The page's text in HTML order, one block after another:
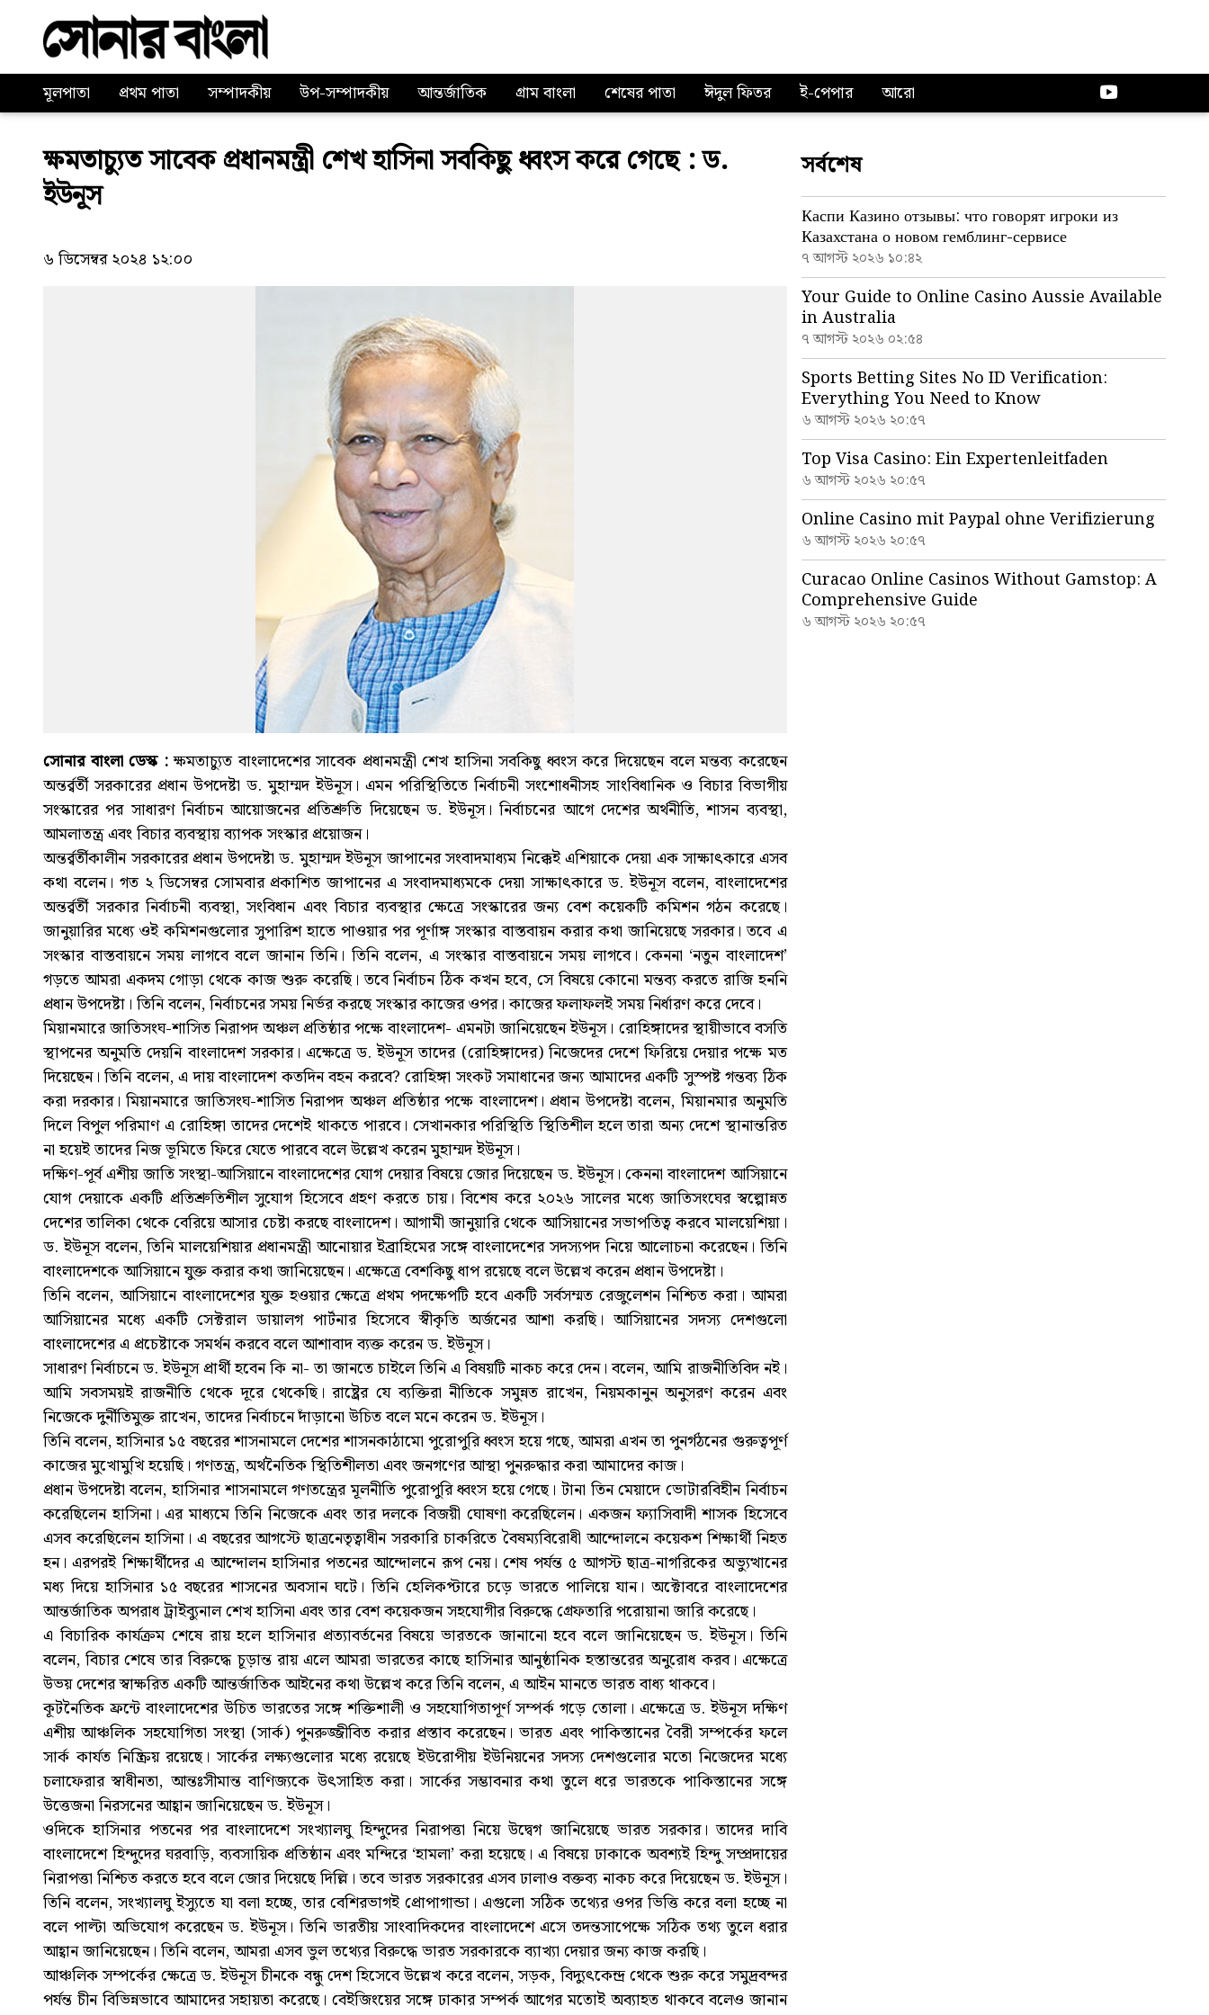
মূলপাতা প্রথম পাতা সম্পাদকীয় উপ-সম্পাদকীয় আন্তর্জাতিক গ্রাম বাংলা শেষের পাতা ঈদুল ফিতর ই-পেপার আরো
ক্ষমতাচ্যুত সাবেক প্রধানমন্ত্রী শেখ হাসিনা সবকিছু ধ্বংস করে গেছে : ড.
ইউনূস
৬ ডিসেম্বর ২০২৪ ১২:০০
সোনার বাংলা ডেস্ক :ক্ষমতাচ্যুত বাংলাদেশের সাবেক প্রধানমন্ত্রী শেখ হাসিনা সবকিছু ধ্বংস করে দিয়েছেন বলে মন্তব্য করেছেন
অন্তর্র্বর্তী সরকারের প্রধান উপদেষ্টা ড. মুহাম্মদ ইউনূস। এমন পরিস্থিতিতে নির্বাচনী সংশোধনীসহ সাংবিধানিক ও বিচার বিভাগীয়
সংস্কারের পর সাধারণ নির্বাচন আয়োজনের প্রতিশ্রুতি দিয়েছেন ড. ইউনূস। নির্বাচনের আগে দেশের অর্থনীতি, শাসন ব্যবস্থা,
আমলাতন্ত্র এবং বিচার ব্যবস্থায় ব্যাপক সংস্কার প্রয়োজন।
অন্তর্র্বর্তীকালীন সরকারের প্রধান উপদেষ্টা ড. মুহাম্মদ ইউনূস জাপানের সংবাদমাধ্যম নিক্কেই এশিয়াকে দেয়া এক সাক্ষাৎকারে এসব
কথা বলেন। গত ২ ডিসেম্বর সোমবার প্রকাশিত জাপানের এ সংবাদমাধ্যমকে দেয়া সাক্ষাৎকারে ড. ইউনূস বলেন, বাংলাদেশের
অন্তর্র্বর্তী সরকার নির্বাচনী ব্যবস্থা, সংবিধান এবং বিচার ব্যবস্থার ক্ষেত্রে সংস্কারের জন্য বেশ কয়েকটি কমিশন গঠন করেছে।
জানুয়ারির মধ্যে ওই কমিশনগুলোর সুপারিশ হাতে পাওয়ার পর পূর্ণাঙ্গ সংস্কার বাস্তবায়ন করার কথা জানিয়েছে সরকার। তবে এ
সংস্কার বাস্তবায়নে সময় লাগবে বলে জানান তিনি। তিনি বলেন, এ সংস্কার বাস্তবায়নে সময় লাগবে। কেননা ‘নতুন বাংলাদেশ’
গড়তে আমরা একদম গোড়া থেকে কাজ শুরু করেছি। তবে নির্বাচন ঠিক কখন হবে, সে বিষয়ে কোনো মন্তব্য করতে রাজি হননি
প্রধান উপদেষ্টা। তিনি বলেন, নির্বাচনের সময় নির্ভর করছে সংস্কার কাজের ওপর। কাজের ফলাফলই সময় নির্ধারণ করে দেবে।
মিয়ানমারে জাতিসংঘ-শাসিত নিরাপদ অঞ্চল প্রতিষ্ঠার পক্ষে বাংলাদেশ- এমনটা জানিয়েছেন ইউনূস। রোহিঙ্গাদের স্থায়ীভাবে বসতি
স্থাপনের অনুমতি দেয়নি বাংলাদেশ সরকার। এক্ষেত্রে ড. ইউনূস তাদের (রোহিঙ্গাদের) নিজেদের দেশে ফিরিয়ে দেয়ার পক্ষে মত
দিয়েছেন। তিনি বলেন, এ দায় বাংলাদেশ কতদিন বহন করবে? রোহিঙ্গা সংকট সমাধানের জন্য আমাদের একটি সুস্পষ্ট গন্তব্য ঠিক
করা দরকার। মিয়ানমারে জাতিসংঘ-শাসিত নিরাপদ অঞ্চল প্রতিষ্ঠার পক্ষে বাংলাদেশ। প্রধান উপদেষ্টা বলেন, মিয়ানমার অনুমতি
দিলে বিপুল পরিমাণ এ রোহিঙ্গা তাদের দেশেই থাকতে পারবে। সেখানকার পরিস্থিতি স্থিতিশীল হলে তারা অন্য দেশে স্থানান্তরিত
না হয়েই তাদের নিজ ভূমিতে ফিরে যেতে পারবে বলে উল্লেখ করেন মুহাম্মদ ইউনূস।
দক্ষিণ-পূর্ব এশীয় জাতি সংস্থা-আসিয়ানে বাংলাদেশের যোগ দেয়ার বিষয়ে জোর দিয়েছেন ড. ইউনূস। কেননা বাংলাদেশ আসিয়ানে
যোগ দেয়াকে একটি প্রতিশ্রুতিশীল সুযোগ হিসেবে গ্রহণ করতে চায়। বিশেষ করে ২০২৬ সালের মধ্যে জাতিসংঘের স্বল্পোন্নত
দেশের তালিকা থেকে বেরিয়ে আসার চেষ্টা করছে বাংলাদেশ। আগামী জানুয়ারি থেকে আসিয়ানের সভাপতিত্ব করবে মালয়েশিয়া।
ড. ইউনূস বলেন, তিনি মালয়েশিয়ার প্রধানমন্ত্রী আনোয়ার ইব্রাহিমের সঙ্গে বাংলাদেশের সদস্যপদ নিয়ে আলোচনা করেছেন। তিনি
বাংলাদেশকে আসিয়ানে যুক্ত করার কথা জানিয়েছেন। এক্ষেত্রে বেশকিছু ধাপ রয়েছে বলে উল্লেখ করেন প্রধান উপদেষ্টা।
তিনি বলেন, আসিয়ানে বাংলাদেশের যুক্ত হওয়ার ক্ষেত্রে প্রথম পদক্ষেপটি হবে একটি সর্বসম্মত রেজুলেশন নিশ্চিত করা। আমরা
আসিয়ানের মধ্যে একটি সেক্টরাল ডায়ালগ পার্টনার হিসেবে স্বীকৃতি অর্জনের আশা করছি। আসিয়ানের সদস্য দেশগুলো
বাংলাদেশের এ প্রচেষ্টাকে সমর্থন করবে বলে আশাবাদ ব্যক্ত করেন ড. ইউনূস।
সাধারণ নির্বাচনে ড. ইউনূস প্রার্থী হবেন কি না- তা জানতে চাইলে তিনি এ বিষয়টি নাকচ করে দেন। বলেন, আমি রাজনীতিবিদ নই।
আমি সবসময়ই রাজনীতি থেকে দূরে থেকেছি। রাষ্ট্রের যে ব্যক্তিরা নীতিকে সমুন্নত রাখেন, নিয়মকানুন অনুসরণ করেন এবং
নিজেকে দুর্নীতিমুক্ত রাখেন, তাদের নির্বাচনে দাঁড়ানো উচিত বলে মনে করেন ড. ইউনূস।
তিনি বলেন, হাসিনার ১৫ বছরের শাসনামলে দেশের শাসনকাঠামো পুরোপুরি ধ্বংস হয়ে গছে, আমরা এখন তা পুনর্গঠনের গুরুত্বপূর্ণ
কাজের মুখোমুখি হয়েছি। গণতন্ত্র, অর্থনৈতিক স্থিতিশীলতা এবং জনগণের আস্থা পুনরুদ্ধার করা আমাদের কাজ।
প্রধান উপদেষ্টা বলেন, হাসিনার শাসনামলে গণতন্ত্রের মূলনীতি পুরোপুরি ধ্বংস হয়ে গেছে। টানা তিন মেয়াদে ভোটারবিহীন নির্বাচন
করেছিলেন হাসিনা। এর মাধ্যমে তিনি নিজেকে এবং তার দলকে বিজয়ী ঘোষণা করেছিলেন। একজন ফ্যাসিবাদী শাসক হিসেবে
এসব করেছিলেন হাসিনা। এ বছরের আগস্টে ছাত্রনেতৃত্বাধীন সরকারি চাকরিতে বৈষম্যবিরোধী আন্দোলনে কয়েকশ শিক্ষার্থী নিহত
হন। এরপরই শিক্ষার্থীদের এ আন্দোলন হাসিনার পতনের আন্দোলনে রূপ নেয়। শেষ পর্যন্ত ৫ আগস্ট ছাত্র-নাগরিকের অভ্যুত্থানের
মধ্য দিয়ে হাসিনার ১৫ বছরের শাসনের অবসান ঘটে। তিনি হেলিকপ্টারে চড়ে ভারতে পালিয়ে যান। অক্টোবরে বাংলাদেশের
আন্তর্জাতিক অপরাধ ট্রাইব্যুনাল শেখ হাসিনা এবং তার বেশ কয়েকজন সহযোগীর বিরুদ্ধে গ্রেফতারি পরোয়ানা জারি করেছে।
এ বিচারিক কার্যক্রম শেষে রায় হলে হাসিনার প্রত্যাবর্তনের বিষয়ে ভারতকে জানানো হবে বলে জানিয়েছেন ড. ইউনূস। তিনি
বলেন, বিচার শেষে তার বিরুদ্ধে চূড়ান্ত রায় এলে আমরা ভারতের কাছে হাসিনার আনুষ্ঠানিক হস্তান্তরের অনুরোধ করব। এক্ষেত্রে
উভয় দেশের স্বাক্ষরিত একটি আন্তর্জাতিক আইনের কথা উল্লেখ করে তিনি বলেন, এ আইন মানতে ভারত বাধ্য থাকবে।
কূটনৈতিক ফ্রন্টে বাংলাদেশের উচিত ভারতের সঙ্গে শক্তিশালী ও সহযোগিতাপূর্ণ সম্পর্ক গড়ে তোলা। এক্ষেত্রে ড. ইউনূস দক্ষিণ
এশীয় আঞ্চলিক সহযোগিতা সংস্থা (সার্ক) পুনরুজ্জীবিত করার প্রস্তাব করেছেন। ভারত এবং পাকিস্তানের বৈরী সম্পর্কের ফলে
সার্ক কার্যত নিষ্ক্রিয় রয়েছে। সার্কের লক্ষ্যগুলোর মধ্যে রয়েছে ইউরোপীয় ইউনিয়নের সদস্য দেশগুলোর মতো নিজেদের মধ্যে
চলাফেরার স্বাধীনতা, আন্তঃসীমান্ত বাণিজ্যকে উৎসাহিত করা। সার্কের সম্ভাবনার কথা তুলে ধরে ভারতকে পাকিস্তানের সঙ্গে
উত্তেজনা নিরসনের আহ্বান জানিয়েছেন ড. ইউনূস।
ওদিকে হাসিনার পতনের পর বাংলাদেশে সংখ্যালঘু হিন্দুদের নিরাপত্তা নিয়ে উদ্বেগ জানিয়েছে ভারত সরকার। তাদের দাবি
বাংলাদেশে হিন্দুদের ঘরবাড়ি, ব্যবসায়িক প্রতিষ্ঠান এবং মন্দিরে ‘হামলা’ করা হয়েছে। এ বিষয়ে ঢাকাকে অবশ্যই হিন্দু সম্প্রদায়ের
নিরাপত্তা নিশ্চিত করতে হবে বলে জোর দিয়েছে দিল্লি। তবে ভারত সরকারের এসব ঢালাও বক্তব্য নাকচ করে দিয়েছেন ড. ইউনূস।
তিনি বলেন, সংখ্যালঘু ইস্যুতে যা বলা হচ্ছে, তার বেশিরভাগই প্রোপাগান্ডা। এগুলো সঠিক তথ্যের ওপর ভিত্তি করে বলা হচ্ছে না
বলে পাল্টা অভিযোগ করেছেন ড. ইউনূস। তিনি ভারতীয় সাংবাদিকদের বাংলাদেশে এসে তদন্তসাপেক্ষে সঠিক তথ্য তুলে ধরার
আহ্বান জানিয়েছেন। তিনি বলেন, আমরা এসব ভুল তথ্যের বিরুদ্ধে ভারত সরকারকে ব্যাখ্যা দেয়ার জন্য কাজ করছি।
আঞ্চলিক সম্পর্কের ক্ষেত্রে ড. ইউনূস চীনকে বন্ধু দেশ হিসেবে উল্লেখ করে বলেন, সড়ক, বিদ্যুৎকেন্দ্র থেকে শুরু করে সমুদ্রবন্দর
পর্যন্ত চীন বিভিন্নভাবে আমাদের সহায়তা করেছে। বেইজিংয়ের সঙ্গে ঢাকার সম্পর্ক আগের মতোই অব্যাহত থাকবে বলেও জানান
সর্বশেষ
Каспи Казино отзывы: что говорят игроки из
Казахстана о новом гемблинг-сервисе
৭ আগস্ট ২০২৬ ১০:৪২
Your Guide to Online Casino Aussie Available
in Australia
৭ আগস্ট ২০২৬ ০২:৫৪
Sports Betting Sites No ID Verification:
Everything You Need to Know
৬ আগস্ট ২০২৬ ২০:৫৭
Top Visa Casino: Ein Expertenleitfaden
৬ আগস্ট ২০২৬ ২০:৫৭
Online Casino mit Paypal ohne Verifizierung
৬ আগস্ট ২০২৬ ২০:৫৭
Curacao Online Casinos Without Gamstop: A
Comprehensive Guide
৬ আগস্ট ২০২৬ ২০:৫৭